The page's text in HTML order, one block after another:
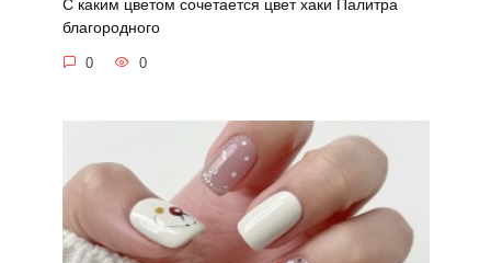
С каким цветом сочетается цвет хаки Палитра
благородного
0 0